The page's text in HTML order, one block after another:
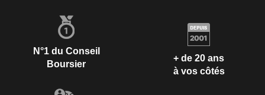
N°1 du Conseil
Boursier
+ de 20 ans
à vos côtés